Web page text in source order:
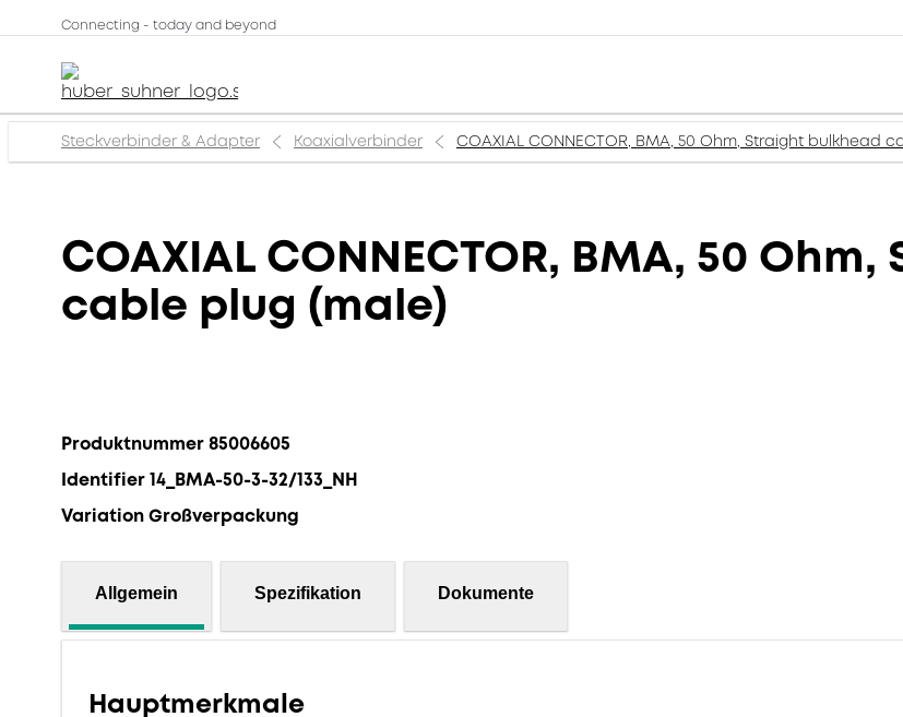
Connecting - today and beyond
Steckverbinder & Adapter Koaxialverbinder COAXIAL CONNECTOR, BMA, 50 Ohm, Straight bulkhead
COAXIAL CONNECTOR, BMA, 50
cable plug (male)
Produktnummer 85006605
Identifier 14_BMA-50-3-32/133_NH
Variation Großverpackung
Allgemein Spezifikation Dokumente
Hauptmerkmale